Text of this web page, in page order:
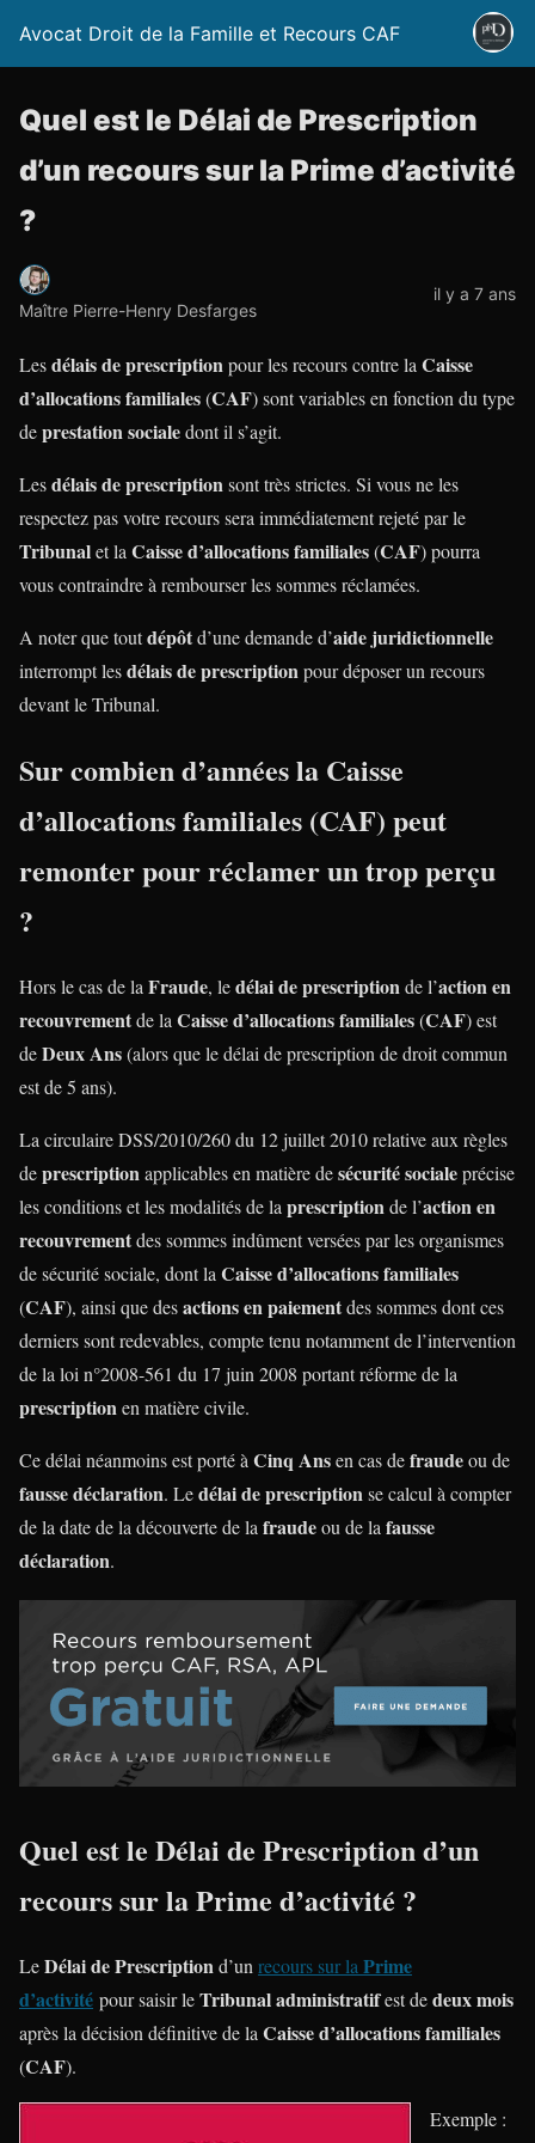
Avocat Droit de la Famille et Recours CAF
Quel est le Délai de Prescription
d’un recours sur la Prime d’activité
?
Maître Pierre-Henry Desfarges
il y a 7 ans
Lesdélais de prescriptionpour les recours contre la Caisse
d’allocations familiales(CAF) sont variables en fonction du type
deprestation socialedont il s’agit.
Lesdélais de prescriptionsont très strictes. Si vous ne les
respectez pas votre recours sera immédiatement rejeté par le
Tribunalet la Caisse d’allocations familiales(CAF) pourra
vous contraindre à rembourser les sommes réclamées.
A noter que toutdépôtd’une demande d’aide juridictionnelle
interrompt lesdélais de prescriptionpour déposer un recours
devant le Tribunal.
Sur combien d’années la Caisse
d’allocations familiales (CAF) peut
remonter pour réclamer untrop perçu
?
Hors le cas de la Fraude, ledélai de prescription de l’action en
recouvrementde la Caisse d’allocations familiales(CAF) est
deDeux Ans(alors que le délai de prescription de droit commun
est de 5 ans).
La circulaire DSS/2010/260 du 12 juillet 2010 relative aux règles
deprescription applicables en matière desécurité socialeprécise
les conditions et les modalités de la prescription de l’action en
recouvrementdes sommes indûment versées par les organismes
de sécurité sociale, dont la Caisse d’allocations familiales
(CAF), ainsi que desactions en paiementdes sommes dont ces
derniers sont redevables, compte tenu notamment de l’intervention
de la loi n°2008-561 du 17 juin 2008 portant réforme de la
prescription en matière civile.
Ce délai néanmoins est porté à Cinq Ansen cas defraudeou de
fausse déclaration. Ledélai de prescription se calcul à compter
de la date de la découverte de la fraudeou de la fausse
déclaration.
Quel est le Délai de Prescription d’un
recours sur la Prime d’activité ?
LeDélai de Prescriptiond’unrecours sur laPrime
d’activité pour saisir leTribunal administratifest dedeux mois
après la décision définitive de laCaisse d’allocations familiales
(CAF).
Exemple :